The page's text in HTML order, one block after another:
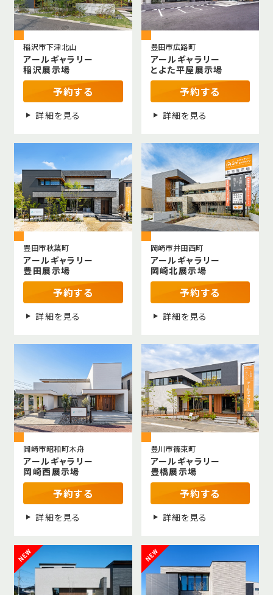
稲沢市下津北山
アールギャラリー
稲沢展示場
予約する
詳細を見る
豊田市広路町
アールギャラリー
とよた平屋展示場
予約する
詳細を見る
豊田市秋葉町
アールギャラリー
豊田展示場
予約する
詳細を見る
岡崎市井田西町
アールギャラリー
岡崎北展示場
予約する
詳細を見る
岡崎市昭和町木舟
アールギャラリー
岡崎西展示場
予約する
詳細を見る
豊川市篠束町
アールギャラリー
豊橋展示場
予約する
詳細を見る